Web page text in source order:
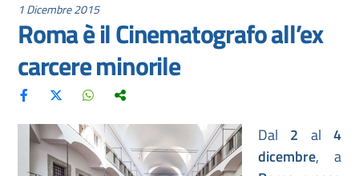
1 Dicembre 2015
Roma è il Cinematografo all’ex
carcere minorile
Dal 2 al4
dicembre, a